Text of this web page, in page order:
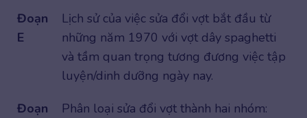
Đoạn
E
Lịch sử của việc sửa đổi vợt bắt đầu từ
những năm 1970 với vợt dây spaghetti
và tầm quan trọng tương đương việc tập
luyện/dinh dưỡng ngày nay.
Đoạn
Phân loại sửa đổi vợt thành hai nhóm: